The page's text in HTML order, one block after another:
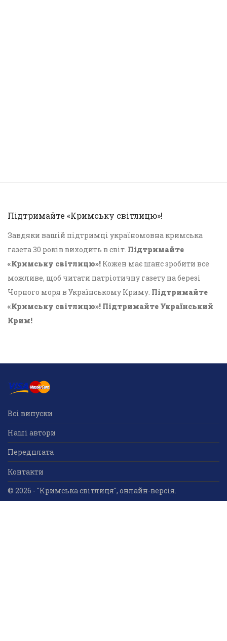
Підтримайте «Кримську світлицю»!
Завдяки вашій підтримці україномовна кримська
газета 30 років виходить в світ. Підтримайте
«Кримську світлицю»! Кожен має шанс зробити все
можливе, щоб читати патріотичну газету на березі
Чорного моря в Українському Криму. Підтримайте
«Кримську світлицю»! Підтримайте Український
Крим!
Всі випуски
Наші автори
Передплата
Контакти
© 2026 - "Кримська світлиця", онлайн-версія.